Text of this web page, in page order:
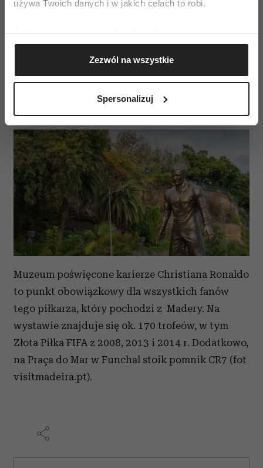
używa Twoich danych i w jakich celach to robi.
Jeśli wyrazisz na to zgodę, chcielibyśmy również:
Gromadzić dane dotyczące Twojej lokalizacji
geograficznej z dokładnością nawet do kilku metrów
Identyfikować Twoje urządzenie, aktywnie
(fingerprinting, czyli wirtualny odcisk palca)
dane są przetwarzane oraz ustaw własne preferencje w
sekcji szczegółów. W Deklaracji plików cookie możesz
zmienić lub wycofać swoją zgodę w dowolnej chwili.
Wykorzystujemy pliki cookie do spersonalizowania treści
i reklam, aby oferować funkcje społecznościowe i
analizować ruch w naszej witrynie. Informacje o tym, jak
korzystasz z naszej witryny, udostępniamy partnerom
społecznościowym, reklamowym i analitycznym.
otrzymanymi od Ciebie lub uzyskanymi podczas
korzystania z ich usług.
Zezwól na wszystkie
Spersonalizuj
tys. egzotycznych roślin z całego świata (w tym
widokowy oraz amfiteatr. Z ogrodu można
wjechać kolejką linową (teleférico) do osady
Monte (fot. telefericojardimbotanico.com),
Muzeum poświęcone karierze Christiana Ronaldo
to punkt obowiązkowy dla wszystkich fanów
tego piłkarza, który pochodzi z Madery. Na
wystawie znajduje się ok. 170 trofeów, w tym
Złota Piłka FIFA z 2008, 2013 i 2014 r. Dodatkowo,
na Praça do Mar w Funchal stoik pomnik CR7 (fot
visitmadeira.pt).